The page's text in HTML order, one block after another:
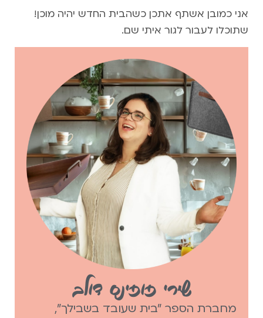
אני כמובן אשתף אתכן כשהבית החדש יהיה מוכן!
שתוכלו לעבור לגור איתי שם.
שירי פופינס דולב
מחברת הספר "בית שעובד בשבילך",